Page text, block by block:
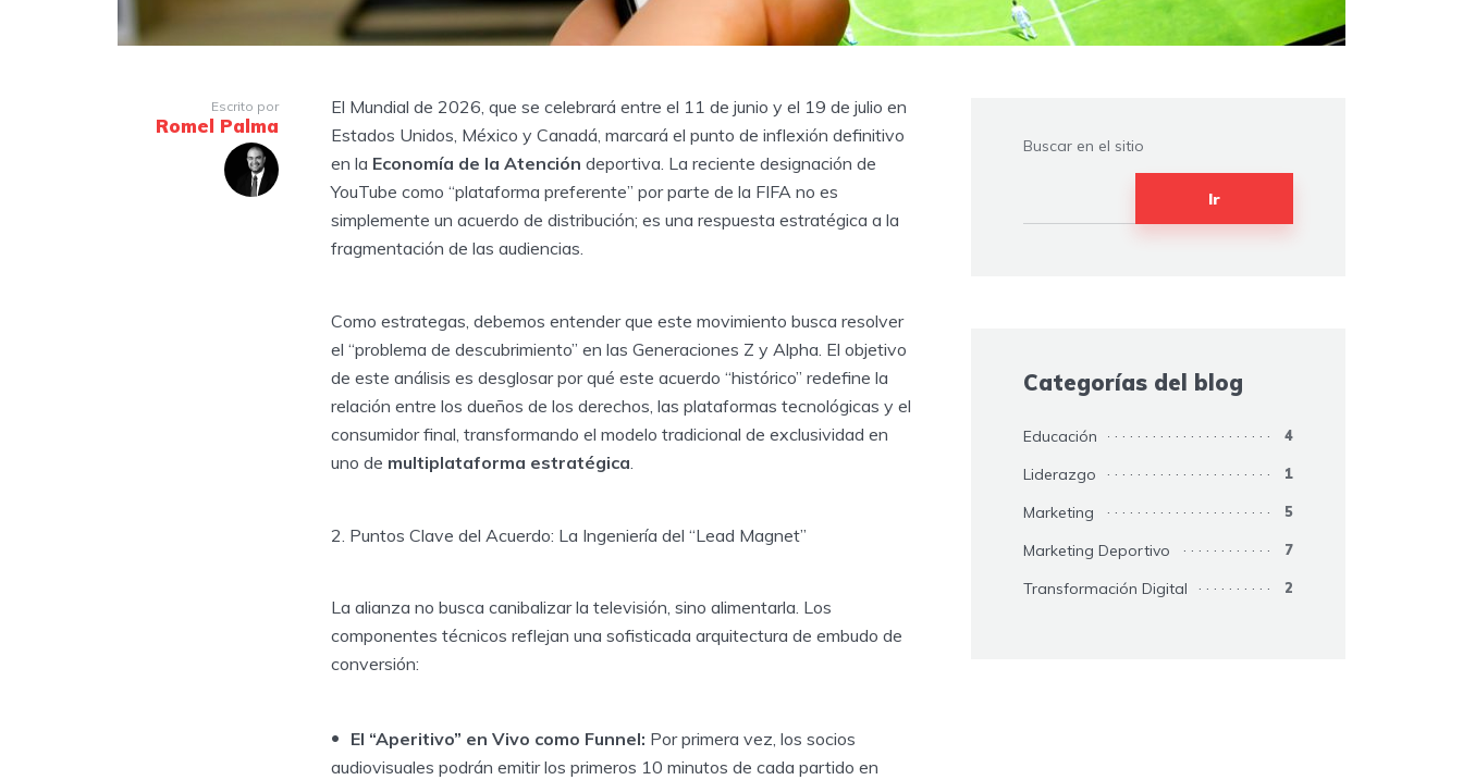
Escrito por
Romel Palma
El Mundial de 2026, que se celebrará entre el 11 de junio y el 19 de julio en
Estados Unidos, México y Canadá, marcará el punto de inflexión definitivo
en la Economía de la Atención deportiva. La reciente designación de
YouTube como “plataforma preferente” por parte de la FIFA no es
simplemente un acuerdo de distribución; es una respuesta estratégica a la
fragmentación de las audiencias.
Como estrategas, debemos entender que este movimiento busca resolver
el “problema de descubrimiento” en las Generaciones Z y Alpha. El objetivo
de este análisis es desglosar por qué este acuerdo “histórico” redefine la
relación entre los dueños de los derechos, las plataformas tecnológicas y el
consumidor final, transformando el modelo tradicional de exclusividad en
uno de multiplataforma estratégica
2. Puntos Clave del Acuerdo: La Ingeniería del “Lead Magnet”
La alianza no busca canibalizar la televisión, sino alimentarla. Los
componentes técnicos reflejan una sofisticada arquitectura de embudo de
conversión:
El “Aperitivo” en Vivo como Funnel: Por primera vez, los socios
audiovisuales podrán emitir los primeros 10 minutos de cada partido en
Buscar en el sitio
Ir
Categorías del blog
Educación 4
Liderazgo 1
Marketing 5
Marketing Deportivo 7
Transformación Digital 2